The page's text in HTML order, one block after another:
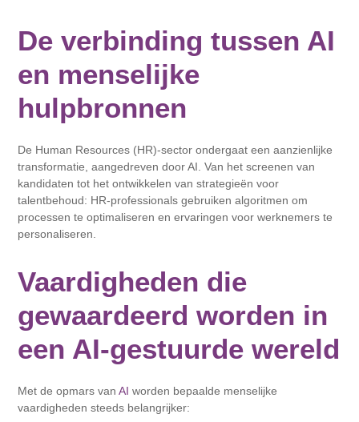
De verbinding tussen AI
en menselijke
hulpbronnen
De Human Resources (HR)-sector ondergaat een aanzienlijke
transformatie, aangedreven door AI. Van het screenen van
kandidaten tot het ontwikkelen van strategieën voor
talentbehoud: HR-professionals gebruiken algoritmen om
processen te optimaliseren en ervaringen voor werknemers te
personaliseren.
Vaardigheden die
gewaardeerd worden in
een AI-gestuurde wereld
Met de opmars vanAI worden bepaalde menselijke
vaardigheden steeds belangrijker: